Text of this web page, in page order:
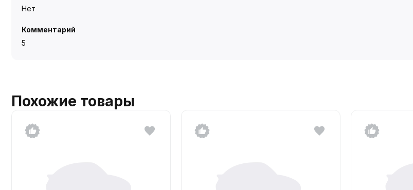
Нет
Комментарий
5
Похожие товары